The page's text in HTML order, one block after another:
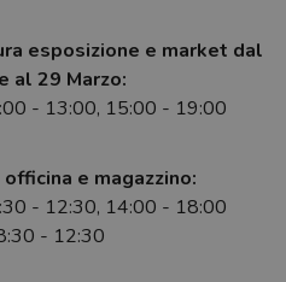
esposizione e market dal
al 29 Marzo:
- 13:00, 15:00 - 19:00
e magazzino:
- 12:30, 14:00 - 18:00
- 12:30